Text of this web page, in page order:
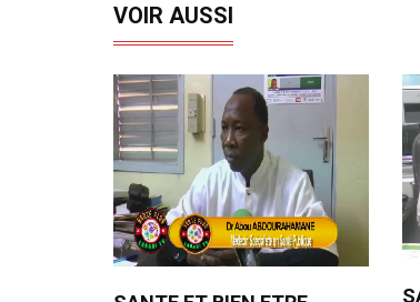
VOIR AUSSI